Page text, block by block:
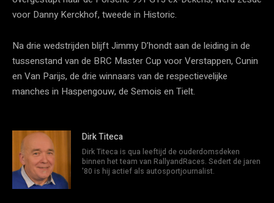
voor Danny Kerckhof, tweede in Historic.
Na drie wedstrijden blijft Jimmy D’hondt aan de leiding in de
tussenstand van de BRC Master Cup voor Verstappen, Cunin
en Van Parijs, de drie winnaars van de respectievelijke
manches in Haspengouw, de Semois en Tielt.
Dirk Titeca
Dirk Titeca is qua leeftijd de ouderdomsdeken
binnen het team van RallyandRaces. Sedert de jaren
'80 is hij actief als autosportjournalist.